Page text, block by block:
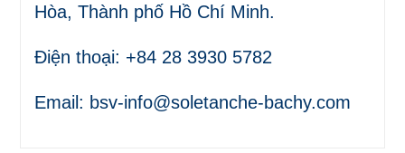
Hòa, Thành phố Hồ Chí Minh.
Điện thoại: +84 28 3930 5782
Email: bsv-info@soletanche-bachy.com